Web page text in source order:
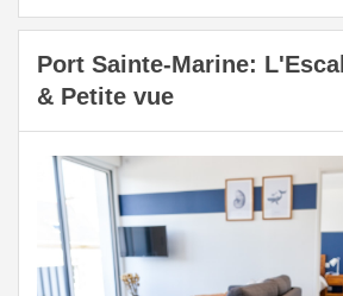
Port Sainte-Marine:
& Petite vue
Previous